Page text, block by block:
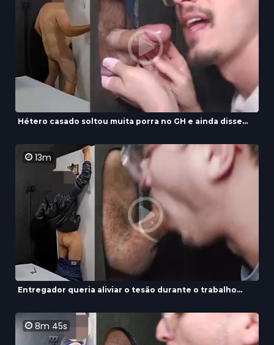
Hétero casado soltou muita porra no GH e ainda disse...
13m
Entregador queria aliviar o tesão durante o trabalho...
8m 45s